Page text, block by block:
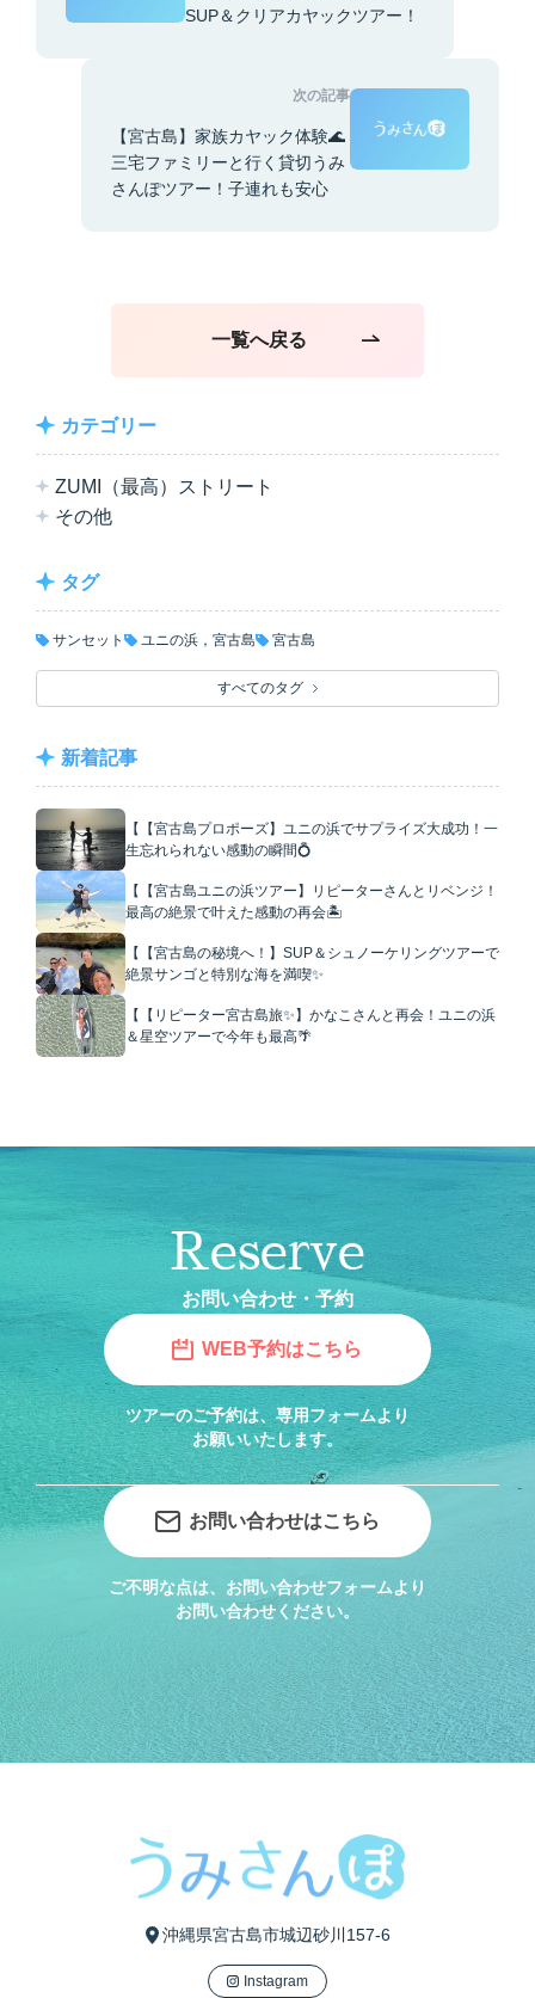
SUP＆クリアカヤックツアー！
次の記事
【宮古島】家族カヤック体験🌊
三宅ファミリーと行く貸切うみ
さんぽツアー！子連れも安心
一覧へ戻る
カテゴリー
ZUMI（最高）ストリート
その他
タグ
サンセット ユニの浜，宮古島 宮古島
すべてのタグ
新着記事
【【宮古島プロポーズ】ユニの浜でサプライズ大成功！一
生忘れられない感動の瞬間💍
【【宮古島ユニの浜ツアー】リピーターさんとリベンジ！
最高の絶景で叶えた感動の再会🏝️
【【宮古島の秘境へ！】SUP＆シュノーケリングツアーで
絶景サンゴと特別な海を満喫✨
【【リピーター宮古島旅✨】かなこさんと再会！ユニの浜
＆星空ツアーで今年も最高🌴
Reserve
お問い合わせ・予約
WEB予約はこちら
ツアーのご予約は、専用フォームより
お願いいたします。
お問い合わせはこちら
ご不明な点は、お問い合わせフォームより
お問い合わせください。
沖縄県宮古島市城辺砂川157-6
Instagram